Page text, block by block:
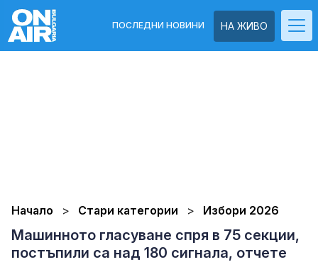
НА ЖИВО
ПОСЛЕДНИ НОВИНИ
Начало Стари категории Избори 2026
Машинното гласуване спря в 75 секции,
постъпили са над 180 сигнала, отчете